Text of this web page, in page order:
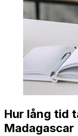
Hur lång tid